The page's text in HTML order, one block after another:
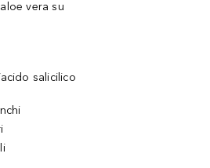
vera su
salicilico